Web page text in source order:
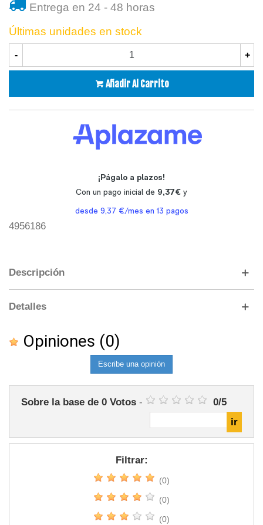
Entrega en 24 - 48 horas
Últimas unidades en stock
- +
Añadir Al Carrito
4956186
Descripción
Detalles
Opiniones (0)
Escribe una opinión
Sobre la base de 0 Votos - 0/5
Filtrar:
(0)
(0)
(0)